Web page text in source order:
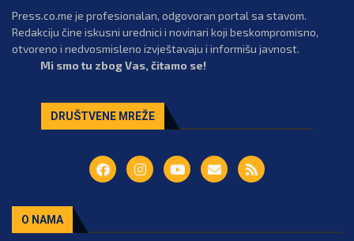
Press.co.me je profesionalan, odgovoran portal sa stavom.
Redakciju čine iskusni urednici i novinari koji beskompromisno,
otvoreno i nedvosmisleno izvještavaju i informišu javnost.
Mi smo tu zbog Vas, čitamo se!
DRUŠTVENE MREŽE
O NAMA